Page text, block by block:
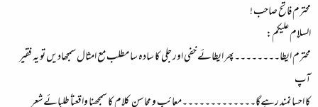
محترم فاتح صاحب !
السلام علیکم:
محترم ایطا۔۔۔۔۔۔۔۔پھر ایطائے خفی اور جلی کا سادہ سا مطلب مع امثال سمجھادیں تو یہ فقیر
آپ
کا احسانمند رہےگا۔۔۔۔۔۔۔۔۔۔۔۔۔معائب و محاسن ِ کلام کا سمجھنا واقعتاً طلبائےشعر